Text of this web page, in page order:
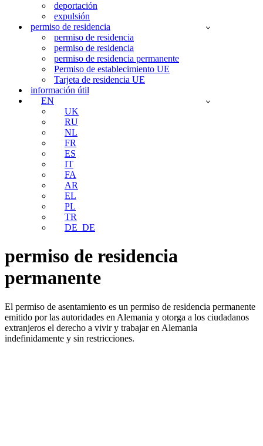
deportación
expulsión
permiso de residencia
permiso de residencia
permiso de residencia
permiso de residencia permanente
Permiso de establecimiento UE
Tarjeta de residencia UE
información útil
EN
UK
RU
NL
FR
ES
IT
FA
AR
EL
PL
TR
DE_DE
permiso de residencia
permanente
El permiso de asentamiento es un permiso de residencia permanente
emitido por las autoridades en Alemania y otorga a los ciudadanos
extranjeros el derecho a vivir y trabajar en Alemania
indefinidamente y sin restricciones.